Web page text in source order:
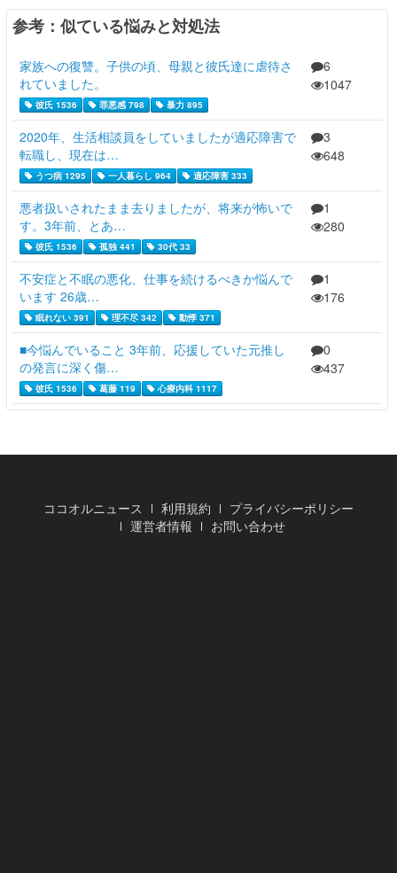
参考：似ている悩みと対処法
家族への復讐。子供の頃、母親と彼氏達に虐待さ
れていました。
彼氏 1536 罪悪感 798 暴力 895
6
1047
2020年、生活相談員をしていましたが適応障害で
転職し、現在は…
うつ病 1295 一人暮らし 964 適応障害 333
3
648
悪者扱いされたまま去りましたが、将来が怖いで
す。3年前、とあ…
彼氏 1536 孤独 441 30代 33
1
280
不安症と不眠の悪化、仕事を続けるべきか悩んで
います 26歳…
眠れない 391 理不尽 342 動悸 371
1
176
■今悩んでいること 3年前、応援していた元推し
の発言に深く傷…
彼氏 1536 葛藤 119 心療内科 1117
0
437
ココオルニュース 利用規約
プライバシーポリシー
運営者情報
お問い合わせ